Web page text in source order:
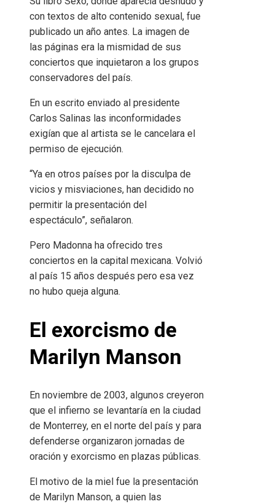
con textos de alto contenido sexual, fue
publicado un año antes. La imagen de
las páginas era la mismidad de sus
conciertos que inquietaron a los grupos
conservadores del país.
En un escrito enviado al presidente
Carlos Salinas las inconformidades
exigían que al artista se le cancelara el
permiso de ejecución.
“Ya en otros países por la disculpa de
vicios y misviaciones, han decidido no
permitir la presentación del
espectáculo”, señalaron.
Pero Madonna ha ofrecido tres
conciertos en la capital mexicana. Volvió
al país 15 años después pero esa vez
no hubo queja alguna.
El exorcismo de
Marilyn Manson
En noviembre de 2003, algunos creyeron
que el infierno se levantaría en la ciudad
de Monterrey, en el norte del país y para
defenderse organizaron jornadas de
oración y exorcismo en plazas públicas.
El motivo de la miel fue la presentación
de Marilyn Manson, a quien las